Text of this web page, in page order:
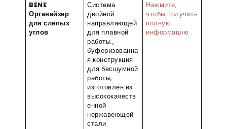
BENE
Органайзер
для слепых
углов
Система
двойной
направляющей
для плавной
работы.,
буферизованна
я конструкция
для бесшумной
работы,
изготовлен из
высококачеств
енной
нержавеющей
стали
Нажмите,
чтобы получить
полную
информацию